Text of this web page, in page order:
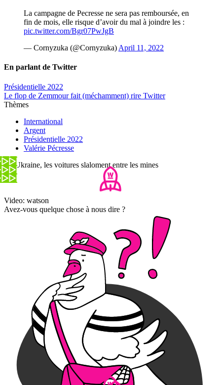
La campagne de Pecresse ne sera pas remboursée, en
fin de mois, elle risque d’avoir du mal à joindre les :
pic.twitter.com/Bgr07PwJgB
— Cornyzuka (@Cornyzuka) April 11, 2022
En parlant de Twitter
Présidentielle 2022
Le flop de Zemmour fait (méchamment) rire Twitter
Thèmes
International
Argent
Présidentielle 2022
Valérie Pécresse
En Ukraine, les voitures slaloment entre les mines
Video: watson
Avez-vous quelque chose à nous dire ?